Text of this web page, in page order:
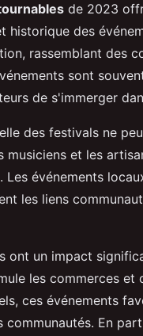
de 2023
historique des
rassemblant des
sont
de s'immerger
des festivals ne
musiciens et les
Les événements
les liens
ont un impact
les commerces et
ces événements
communautés. En